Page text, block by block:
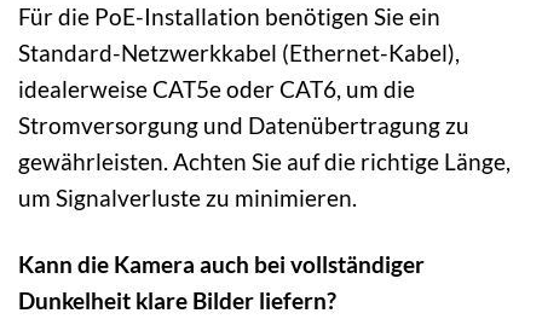
Für die PoE-Installation benötigen Sie ein
Standard-Netzwerkkabel (Ethernet-Kabel),
idealerweise CAT5e oder CAT6, um die
Stromversorgung und Datenübertragung zu
gewährleisten. Achten Sie auf die richtige Länge,
um Signalverluste zu minimieren.
Kann die Kamera auch bei vollständiger
Dunkelheit klare Bilder liefern?